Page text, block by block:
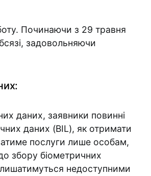
Починаючи з 29 травня
задовольняючи
даних, заявники повинні
даних (BIL), як отримати
послуги лише особам,
збору біометричних
недоступними